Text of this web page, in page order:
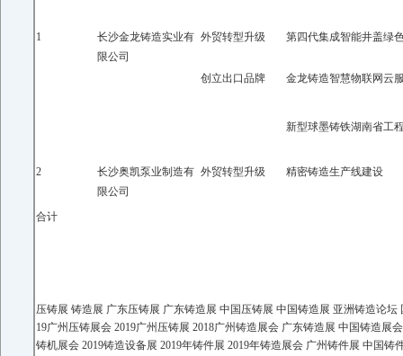
1
长沙金龙铸造实业有
限公司
外贸转型升级 第四代集成智能井盖绿
创立出口品牌 金龙铸造智慧物联网云
新型球墨铸铁湖南省工
2
长沙奥凯泵业制造有
限公司
外贸转型升级 精密铸造生产线建设
合计
压铸展 铸造展 广东压铸展 广东铸造展 中国压铸展 中国铸造展 亚洲铸造论坛
19广州 压铸展会 2019广州 压铸展 2018广州铸造展会 广东铸造展 中国铸造展会
铸机展会 2019铸造设备展 2019年铸件展 2019年铸造展会 广州铸件展 中国铸